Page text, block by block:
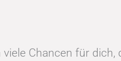
viele Chancen für dich,